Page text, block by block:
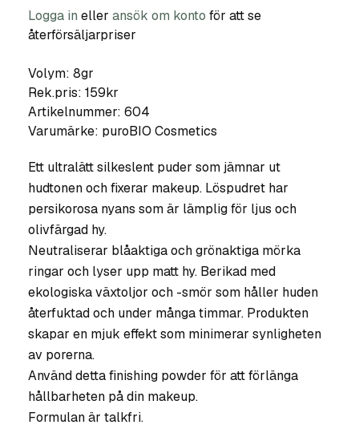
Logga in eller ansök om konto för att se
återförsäljarpriser
Volym: 8gr
Rek.pris: 159kr
Artikelnummer: 604
Varumärke: puroBIO Cosmetics
Ett ultralätt silkeslent puder som jämnar ut
hudtonen och fixerar makeup. Löspudret har
persikorosa nyans som är lämplig för ljus och
olivfärgad hy.
Neutraliserar blåaktiga och grönaktiga mörka
ringar och lyser upp matt hy. Berikad med
ekologiska växtoljor och -smör som håller huden
återfuktad och under många timmar. Produkten
skapar en mjuk effekt som minimerar synligheten
av porerna.
Använd detta finishing powder för att förlänga
hållbarheten på din makeup.
Formulan är talkfri.